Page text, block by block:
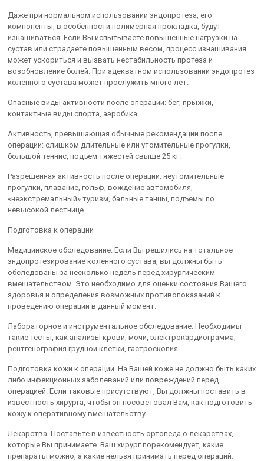
Даже при нормальном использовании эндопротеза, его
компоненты, в особенности полимерная прокладка, будут
изнашиваться. Если Вы испытываете повышенные нагрузки на
сустав или страдаете повышенным весом, процесс изнашивания
может ускориться и вызвать нестабильность протеза и
возобновление болей. При адекватном использовании эндопротез
коленного сустава может прослужить много лет.
Опасные виды активности после операции: бег, прыжки,
контактные виды спорта, аэробика.
Активность, превышающая обычные рекомендации после
операции: слишком длительные или утомительные прогулки,
большой теннис, подъем тяжестей свыше 25 кг.
Разрешенная активность после операции: неутомительные
прогулки, плавание, гольф, вождение автомобиля,
«неэкстремальный» туризм, бальные танцы, подъемы по
невысокой лестнице.
Подготовка к операции
Медицинское обследование. Если Вы решились на тотальное
эндопротезирование коленного сустава, вы должны быть
обследованы за несколько недель перед хирургическим
вмешательством. Это необходимо для оценки состояния Вашего
здоровья и определения возможных противопоказаний к
проведению операции в данный момент.
Лабораторное и инструментальное обследование. Необходимы
такие тесты, как анализы крови, мочи, электрокардиограмма,
рентгенография грудной клетки, гастроскопия.
Подготовка кожи к операции. На Вашей коже не должно быть каких
либо инфекционных заболеваний или повреждений перед
операцией. Если таковые присутствуют, Вы должны поставить в
известность хирурга, чтобы он посоветовал Вам, как подготовить
кожу к оперативному вмешательству.
Лекарства. Поставьте в известность ортопеда о лекарствах,
которые Вы принимаете. Ваш хирург порекомендует, какие
препараты можно, а какие нельзя принимать перед операций.